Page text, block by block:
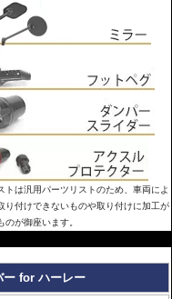
トは汎用パーツリストのため、車両によ
り付けできないものや取り付けに加工が
のが御座います。
ー for ハーレー